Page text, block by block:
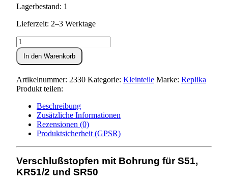
Lagerbestand: 1
Lieferzeit: 2–3 Werktage
Verschlußstopfen
mit
Bohrung
Simson
S51,KR51/2,SR50
In den Warenkorb
Artikelnummer: 2330 Kategorie: Kleinteile Marke: Replika
Produkt teilen:
Beschreibung
Zusätzliche Informationen
Rezensionen (0)
Produktsicherheit (GPSR)
Verschlußstopfen mit Bohrung für S51,
KR51/2 und SR50